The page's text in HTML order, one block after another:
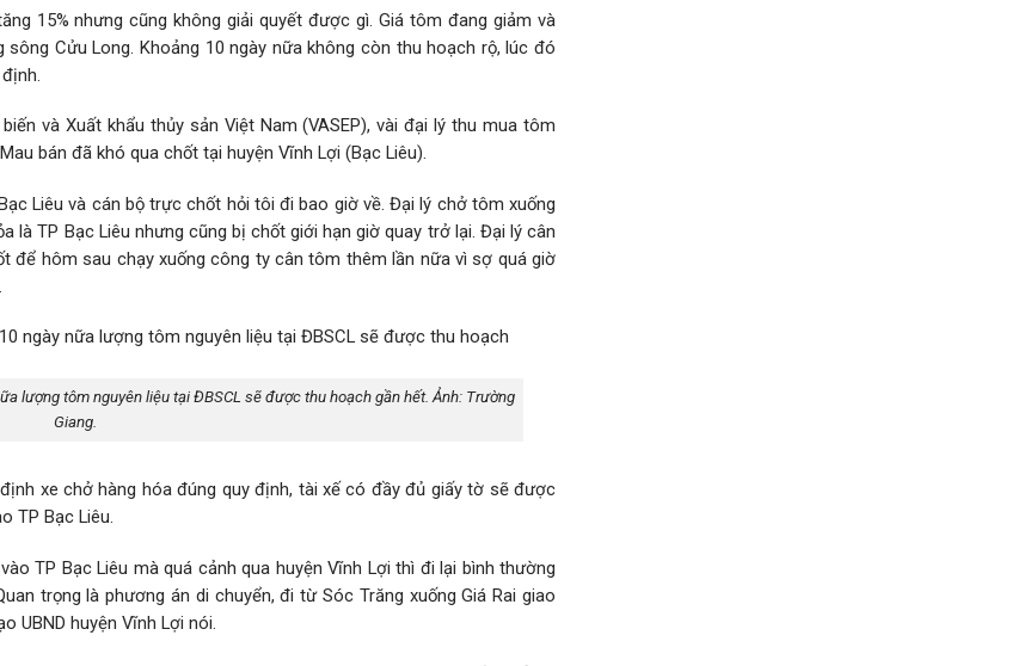
15% nhưng cũng không giải quyết được gì. Giá tôm đang giảm và
Cửu Long. Khoảng 10 ngày nữa không còn thu hoạch rộ, lúc đó
và Xuất khẩu thủy sản Việt Nam (VASEP), vài đại lý thu mua tôm
bán đã khó qua chốt tại huyện Vĩnh Lợi (Bạc Liêu).
Liêu và cán bộ trực chốt hỏi tôi đi bao giờ về. Đại lý chở tôm xuống
là TP Bạc Liêu nhưng cũng bị chốt giới hạn giờ quay trở lại. Đại lý cân
để hôm sau chạy xuống công ty cân tôm thêm lần nữa vì sợ quá giờ
lượng tôm nguyên liệu tại ĐBSCL sẽ được thu hoạch gần hết. Ảnh: Trường
Giang.
xe chở hàng hóa đúng quy định, tài xế có đầy đủ giấy tờ sẽ được
TP Bạc Liêu.
TP Bạc Liêu mà quá cảnh qua huyện Vĩnh Lợi thì đi lại bình thường
trọng là phương án di chuyển, đi từ Sóc Trăng xuống Giá Rai giao
UBND huyện Vĩnh Lợi nói.